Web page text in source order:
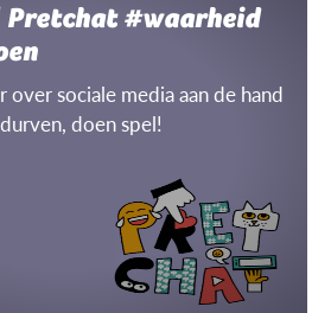
Pretchat #waarheid
over sociale media aan de hand
doen spel!